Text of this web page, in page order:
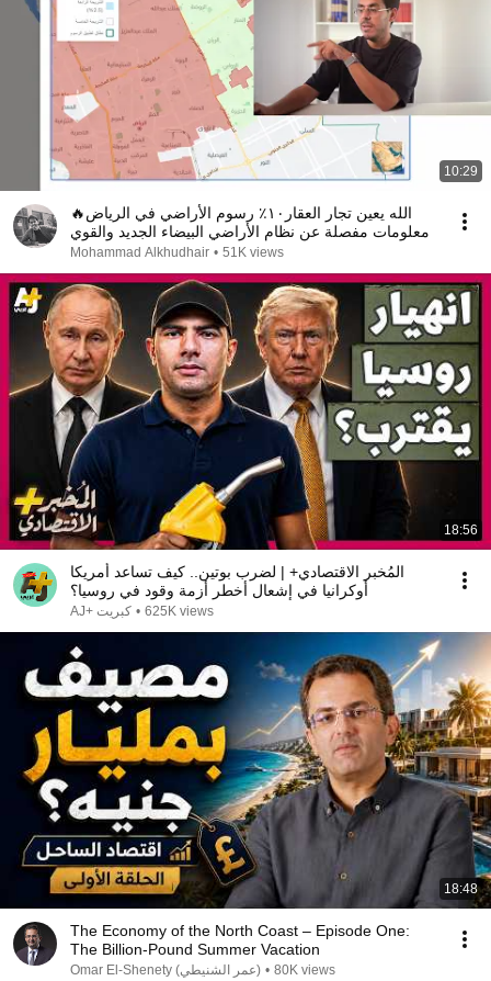
10:29
الله يعين تجار العقار١٠٪ رسوم الأراضي في الرياض🔥
معلومات مفصلة عن نظام الأراضي البيضاء الجديد والقوي
Mohammad Alkhudhair • 51K views
18:56
المُخبر الاقتصادي+ | لضرب بوتين.. كيف تساعد أمريكا
أوكرانيا في إشعال أخطر أزمة وقود في روسيا؟
AJ+ كبريت • 625K views
18:48
The Economy of the North Coast – Episode One:
The Billion-Pound Summer Vacation
Omar El-Shenety (‫عمر الشنيطي‬‎) • 80K views